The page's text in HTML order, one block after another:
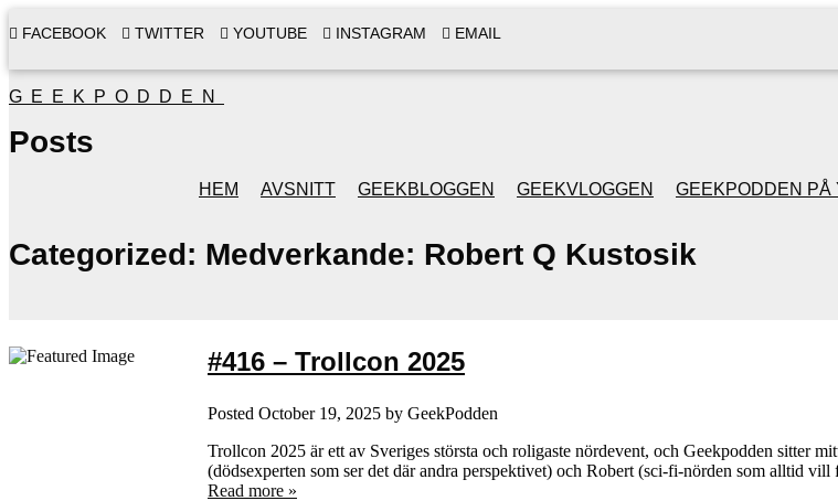
FACEBOOK TWITTER YOUTUBE INSTAGRAM EMAIL
GEEKPODDEN
HEM AVSNITT GEEKBLOGGEN GEEKVLOGGEN GEEKPODDEN PÅ
JULSPECIALER
Posts
Categorized: Medverkande: Robert Q Kustosik
#416 – Trollcon 2025
Posted October 19, 2025 by GeekPodden
Trollcon 2025 är ett av Sveriges största och roligaste nördevent, och Geekpodden sitter
(dödsexperten som ser det där andra perspektivet) och Robert (sci-fi-nörden som alltid
Read more »